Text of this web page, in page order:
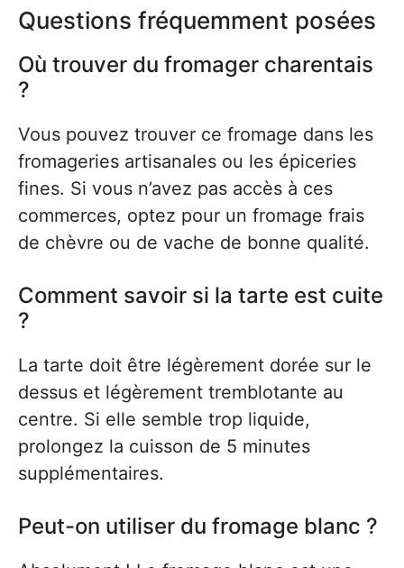
Questions fréquemment posées
Où trouver du fromager charentais
?
Vous pouvez trouver ce fromage dans les
fromageries artisanales ou les épiceries
fines. Si vous n’avez pas accès à ces
commerces, optez pour un fromage frais
de chèvre ou de vache de bonne qualité.
Comment savoir si la tarte est cuite
?
La tarte doit être légèrement dorée sur le
dessus et légèrement tremblotante au
centre. Si elle semble trop liquide,
prolongez la cuisson de 5 minutes
supplémentaires.
Peut-on utiliser du fromage blanc ?